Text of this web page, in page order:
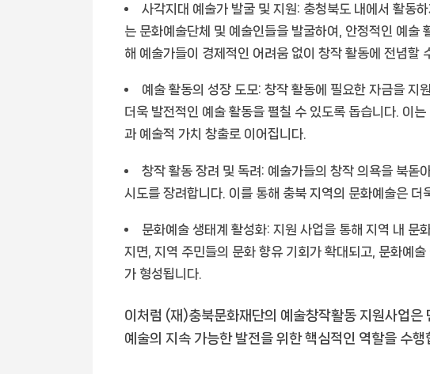
사각지대 예술가 발굴 및 지원: 충청북도 내에서 활동
는 문화예술단체 및 예술인들을 발굴하여, 안정적인 예술
해 예술가들이 경제적인 어려움 없이 창작 활동에 전념할
예술 활동의 성장 도모: 창작 활동에 필요한 자금을 지
더욱 발전적인 예술 활동을 펼칠 수 있도록 돕습니다. 이
과 예술적 가치 창출로 이어집니다.
창작 활동 장려 및 독려: 예술가들의 창작 의욕을 북돋
시도를 장려합니다. 이를 통해 충북 지역의 문화예술은 더
문화예술 생태계 활성화: 지원 사업을 통해 지역 내 문
지면, 지역 주민들의 문화 향유 기회가 확대되고, 문화예
가 형성됩니다.
이처럼 (재)충북문화재단의 예술창작활동 지원사업은
예술의 지속 가능한 발전을 위한 핵심적인 역할을 수행